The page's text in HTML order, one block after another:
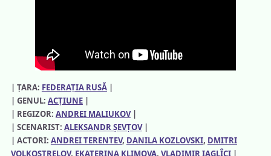
| ȚARA: FEDERAȚIA RUSĂ|
| GENUL: ACȚIUNE|
| REGIZOR: ANDREI MALIUKOV|
| SCENARIST: ALEKSANDR ȘEVȚOV|
| ACTORI: ANDREI TERENTEV, DANILA KOZLOVSKI, DMITRI
VOLKOSTRELOV, EKATERINA KLIMOVA, VLADIMIR IAGLÎCI|